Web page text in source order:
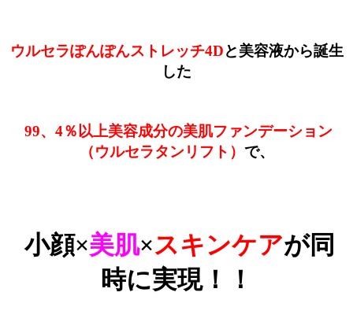
ウルセラぽんぽんストレッチ4Dと美容液から誕生
した
99、4％以上美容成分の美肌ファンデーション
（ウルセラタンリフト） で、
小顔×美肌×スキンケアが同
時に実現！！